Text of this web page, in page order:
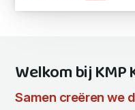
Welkom bij
Samen creëren we